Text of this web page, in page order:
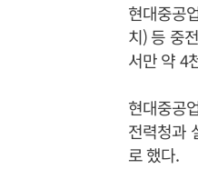
현대중공
치) 등 중
서만 약 4
현대중공
전력청과
로 했다.